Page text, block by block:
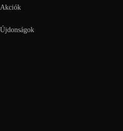
Akciók
Újdonságok